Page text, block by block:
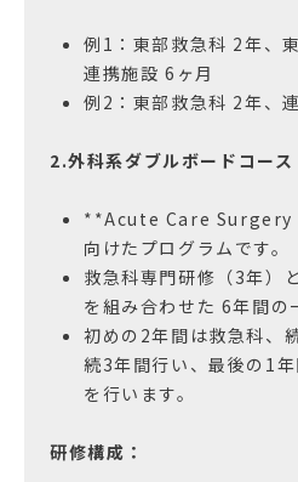
例1：東部救急科 2年、
連携施設 6ヶ月
例2：東部救急科 2年、
2.外科系ダブルボードコース
**Acute Care Surgery
向けたプログラムです。
救急科専門研修（3年）
を組み合わせた 6年間の
初めの2年間は救急科、
続3年間行い、最後の1
を行います。
研修構成：